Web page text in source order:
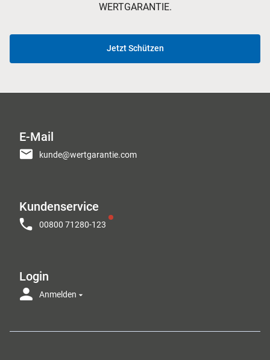
WERTGARANTIE.
Jetzt Schützen
E-Mail
kunde@wertgarantie.com
Kundenservice
00800 71280-123
Login
Anmelden